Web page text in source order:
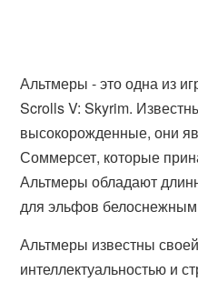
Альтмеры - это одна из
Scrolls V: Skyrim.
высокорожденные, они
Соммерсет, которые
Альтмеры обладают
для эльфов
Альтмеры известны
интеллектуальностью и